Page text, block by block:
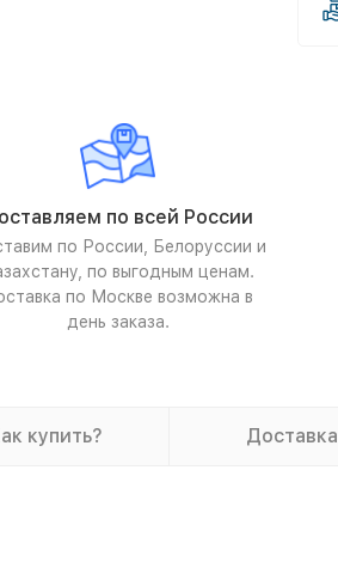
по всей России
по России, Белоруссии и
по выгодным ценам.
по Москве возможна в
день заказа.
купить? Доставка